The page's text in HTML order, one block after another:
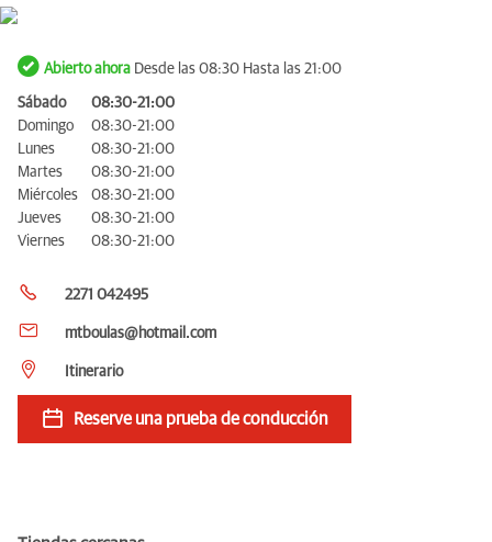
Abierto ahora Desde las 08:30 Hasta las 21:00
Sábado
08:30-21:00
Domingo
08:30-21:00
Lunes
08:30-21:00
Martes
08:30-21:00
Miércoles
08:30-21:00
Jueves
08:30-21:00
Viernes
08:30-21:00
2271 042495
mtboulas@hotmail.com
Itinerario
Reserve una prueba de conducción